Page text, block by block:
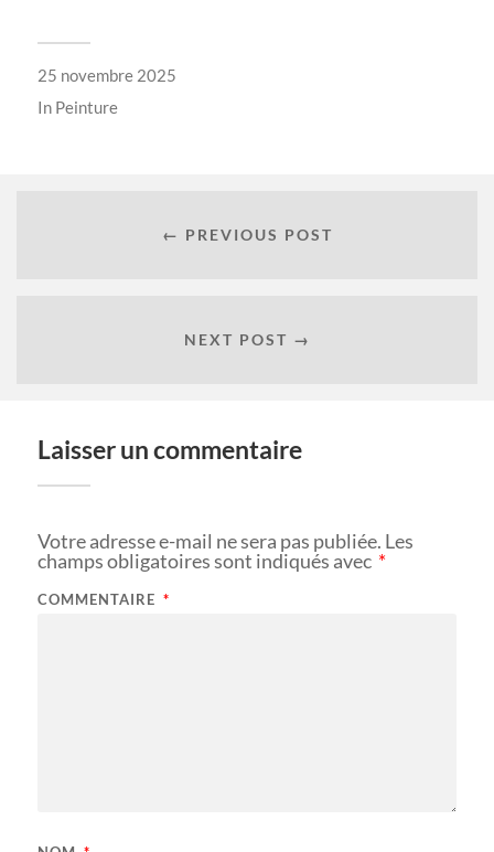
25 novembre 2025
In Peinture
← PREVIOUS POST
NEXT POST →
Laisser un commentaire
Votre adresse e-mail ne sera pas publiée. Les
champs obligatoires sont indiqués avec *
COMMENTAIRE *